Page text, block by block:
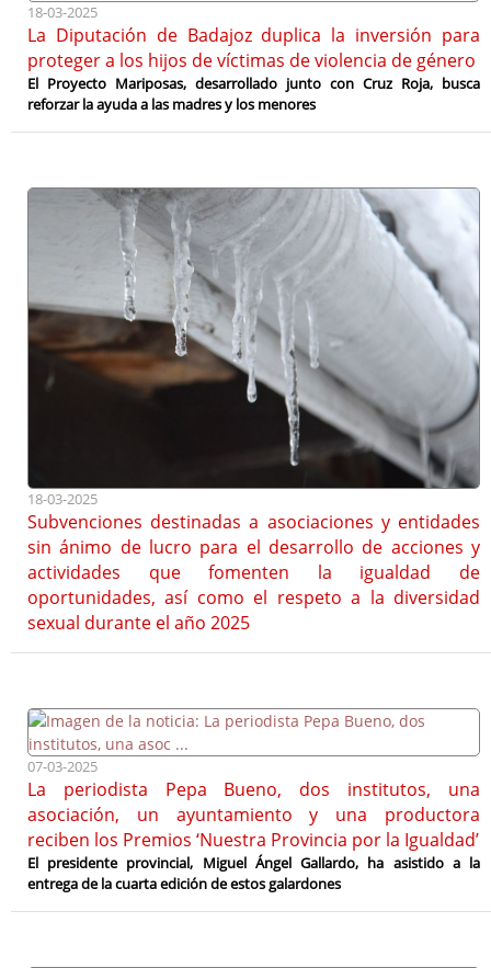
18-03-2025
La Diputación de Badajoz duplica la inversión para
proteger a los hijos de víctimas de violencia de género
El Proyecto Mariposas, desarrollado junto con Cruz Roja, busca
reforzar la ayuda a las madres y los menores
18-03-2025
Subvenciones destinadas a asociaciones y entidades
sin ánimo de lucro para el desarrollo de acciones y
actividades que fomenten la igualdad de
oportunidades, así como el respeto a la diversidad
sexual durante el año 2025
07-03-2025
La periodista Pepa Bueno, dos institutos, una
asociación, un ayuntamiento y una productora
reciben los Premios ‘Nuestra Provincia por la Igualdad’
El presidente provincial, Miguel Ángel Gallardo, ha asistido a la
entrega de la cuarta edición de estos galardones